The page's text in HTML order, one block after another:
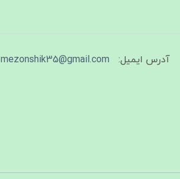
آدرس ایمیل: mezonshik35@gmail.com